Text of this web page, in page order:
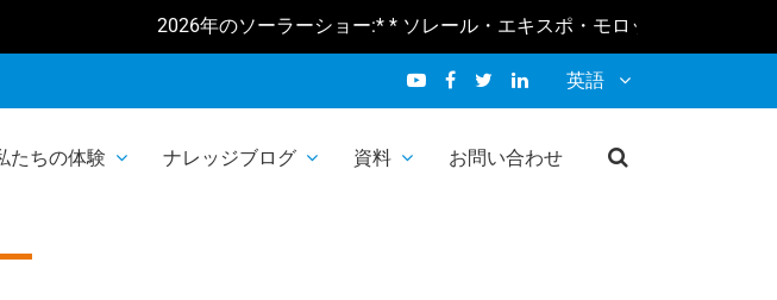
2026年のソーラーショー:* * ソレール・エキスポ・モロッコ 2026 2月10-12
英語
たちの体験 ナレッジブログ 資料 お問い合わせ
における注意点